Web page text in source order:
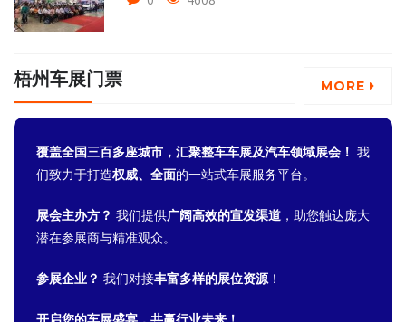
梧州车展门票 MORE
覆盖全国三百多座城市，汇聚整车车展及汽车领域展会！ 我
们致力于打造权威、全面的一站式车展服务平台。
展会主办方？ 我们提供广阔高效的宣发渠道 ，助您触达庞大
潜在参展商与精准观众。
参展企业？ 我们对接丰富多样的展位资源！